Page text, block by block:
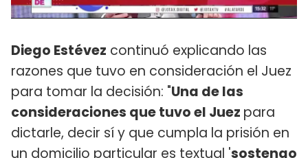
Diego Estévez continuó explicando las
razones que tuvo en consideración el Juez
para tomar la decisión: "Una de las
consideraciones que tuvo el Juez para
dictarle, decir sí y que cumpla la prisión en
un domicilio particular es textual 'sostengo